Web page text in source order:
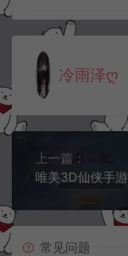
冷雨泽ღ
上一篇：
常见问题